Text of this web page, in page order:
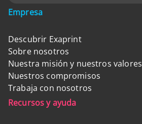
Empresa
Descubrir Exaprint
Sobre nosotros
Nuestra misión y nuestros valores
Nuestros compromisos
Trabaja con nosotros
Recursos y ayuda